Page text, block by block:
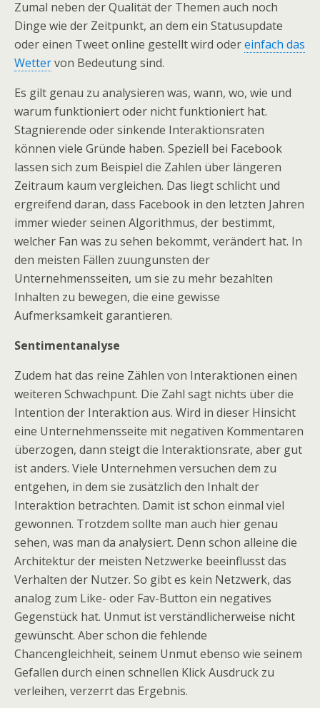
Zumal neben der Qualität der Themen auch noch
Dinge wie der Zeitpunkt, an dem ein Statusupdate
oder einen Tweet online gestellt wird odereinfach das
Wettervon Bedeutung sind.
Es gilt genau zu analysieren was, wann, wo, wie und
warum funktioniert oder nicht funktioniert hat.
Stagnierende oder sinkende Interaktionsraten
können viele Gründe haben. Speziell bei Facebook
lassen sich zum Beispiel die Zahlen über längeren
Zeitraum kaum vergleichen. Das liegt schlicht und
ergreifend daran, dass Facebook in den letzten Jahren
immer wieder seinen Algorithmus, der bestimmt,
welcher Fan was zu sehen bekommt, verändert hat. In
den meisten Fällen zuungunsten der
Unternehmensseiten, um sie zu mehr bezahlten
Inhalten zu bewegen, die eine gewisse
Aufmerksamkeit garantieren.
Sentimentanalyse
Zudem hat das reine Zählen von Interaktionen einen
weiteren Schwachpunt. Die Zahl sagt nichts über die
Intention der Interaktion aus. Wird in dieser Hinsicht
eine Unternehmensseite mit negativen Kommentaren
überzogen, dann steigt die Interaktionsrate, aber gut
ist anders. Viele Unternehmen versuchen dem zu
entgehen, in dem sie zusätzlich den Inhalt der
Interaktion betrachten. Damit ist schon einmal viel
gewonnen. Trotzdem sollte man auch hier genau
sehen, was man da analysiert. Denn schon alleine die
Architektur der meisten Netzwerke beeinflusst das
Verhalten der Nutzer. So gibt es kein Netzwerk, das
analog zum Like- oder Fav-Button ein negatives
Gegenstück hat. Unmut ist verständlicherweise nicht
gewünscht. Aber schon die fehlende
Chancengleichheit, seinem Unmut ebenso wie seinem
Gefallen durch einen schnellen Klick Ausdruck zu
verleihen, verzerrt das Ergebnis.